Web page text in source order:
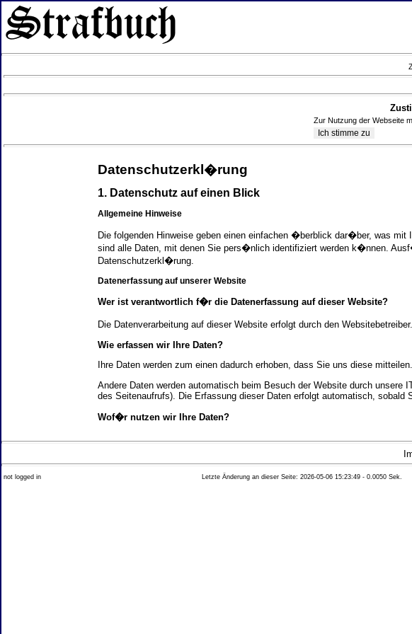
Zur Nutzung der Webseite
Datenschutzerkl�rung
1. Datenschutz auf einen Blick
Allgemeine Hinweise
Die folgenden Hinweise geben einen einfachen �berblick dar�ber, was mit
sind alle Daten, mit denen Sie pers�nlich identifiziert werden k�nnen.
Datenschutzerkl�rung.
Datenerfassung auf unserer Website
Wer ist verantwortlich f�r die Datenerfassung auf dieser Website?
Die Datenverarbeitung auf dieser Website erfolgt durch den
Wie erfassen wir Ihre Daten?
Ihre Daten werden zum einen dadurch erhoben, dass Sie uns diese
Andere Daten werden automatisch beim Besuch der Website durch
des Seitenaufrufs). Die Erfassung dieser Daten erfolgt automatisch, sobald
Wof�r nutzen wir Ihre Daten?
Ein Teil der Daten wird erhoben, um eine fehlerfreie Bereitstellung der
Welche Rechte haben Sie bez�glich Ihrer Daten?
Sie haben jederzeit das Recht unentgeltlich Auskunft �ber Herkunft,
not logged in Letzte Änderung an dieser Seite: 2026-05-06 15:23:49 - 0.0050 Sek.